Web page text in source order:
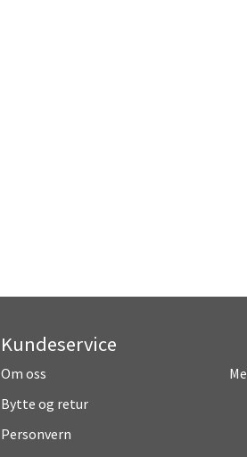
Kundeservice
Om oss
Bytte og retur
Personvern